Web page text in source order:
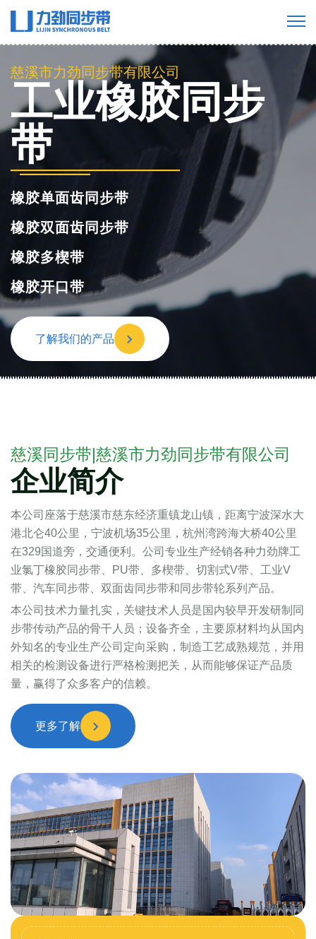
慈溪市力劲同步带有限公司
工业橡胶同步
带
橡胶单面齿同步带
橡胶双面齿同步带
橡胶多楔带
橡胶开口带
了解我们的产品
慈溪同步带|慈溪市力劲同步带有限公司
企业简介
本公司座落于慈溪市慈东经济重镇龙山镇，距离宁波深水大
港北仑40公里，宁波机场35公里，杭州湾跨海大桥40公里
在329国道旁，交通便利。公司专业生产经销各种力劲牌工
业氯丁橡胶同步带、PU带、多楔带、切割式V带、工业V
带、汽车同步带、双面齿同步带和同步带轮系列产品。
本公司技术力量扎实，关键技术人员是国内较早开发研制同
步带传动产品的骨干人员；设备齐全，主要原材料均从国内
外知名的专业生产公司定向采购，制造工艺成熟规范，并用
相关的检测设备进行严格检测把关，从而能够保证产品质
量，赢得了众多客户的信赖。
更多了解